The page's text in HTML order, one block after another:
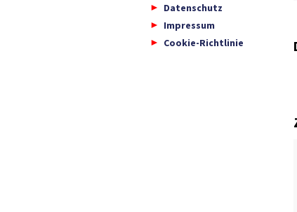
Datenschutz
Impressum
Cookie-Richtlinie